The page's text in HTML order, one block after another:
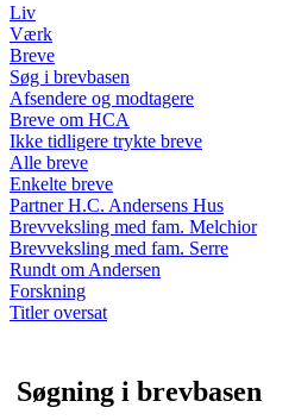
Liv
Værk
Breve
Søg i brevbasen
Afsendere og modtagere
Breve om HCA
Ikke tidligere trykte breve
Alle breve
Enkelte breve
Partner H.C. Andersens Hus
Brevveksling med fam. Melchior
Brevveksling med fam. Serre
Rundt om Andersen
Forskning
Titler oversat
Søgning i brevbasen